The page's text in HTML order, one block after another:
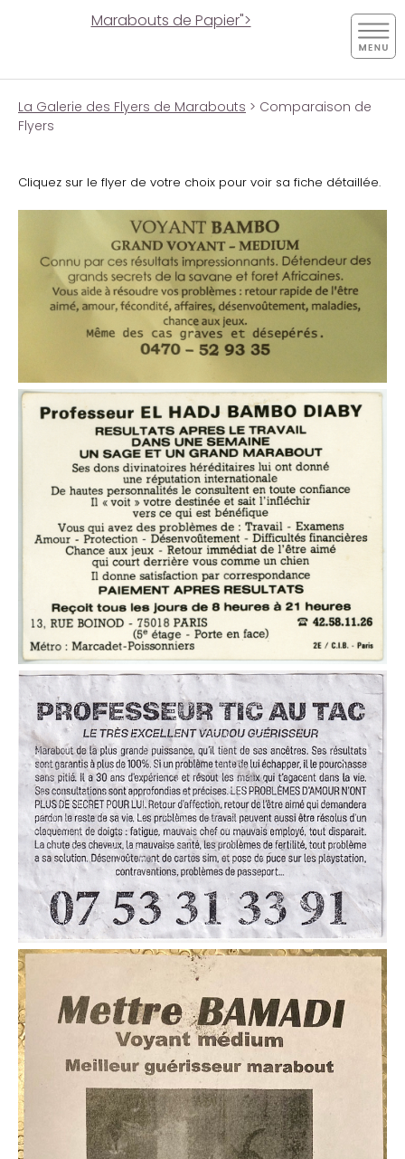
Marabouts de Papier">
La Galerie des Flyers de Marabouts > Comparaison de
Flyers
Cliquez sur le flyer de votre choix pour voir sa fiche détaillée.